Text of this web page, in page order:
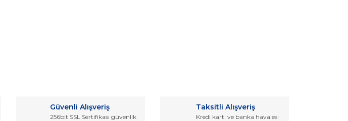
Güvenli Alışveriş
256bit SSL Sertifikası güvenlik
Taksitli Alışveriş
Kredi kartı ve banka havalesi